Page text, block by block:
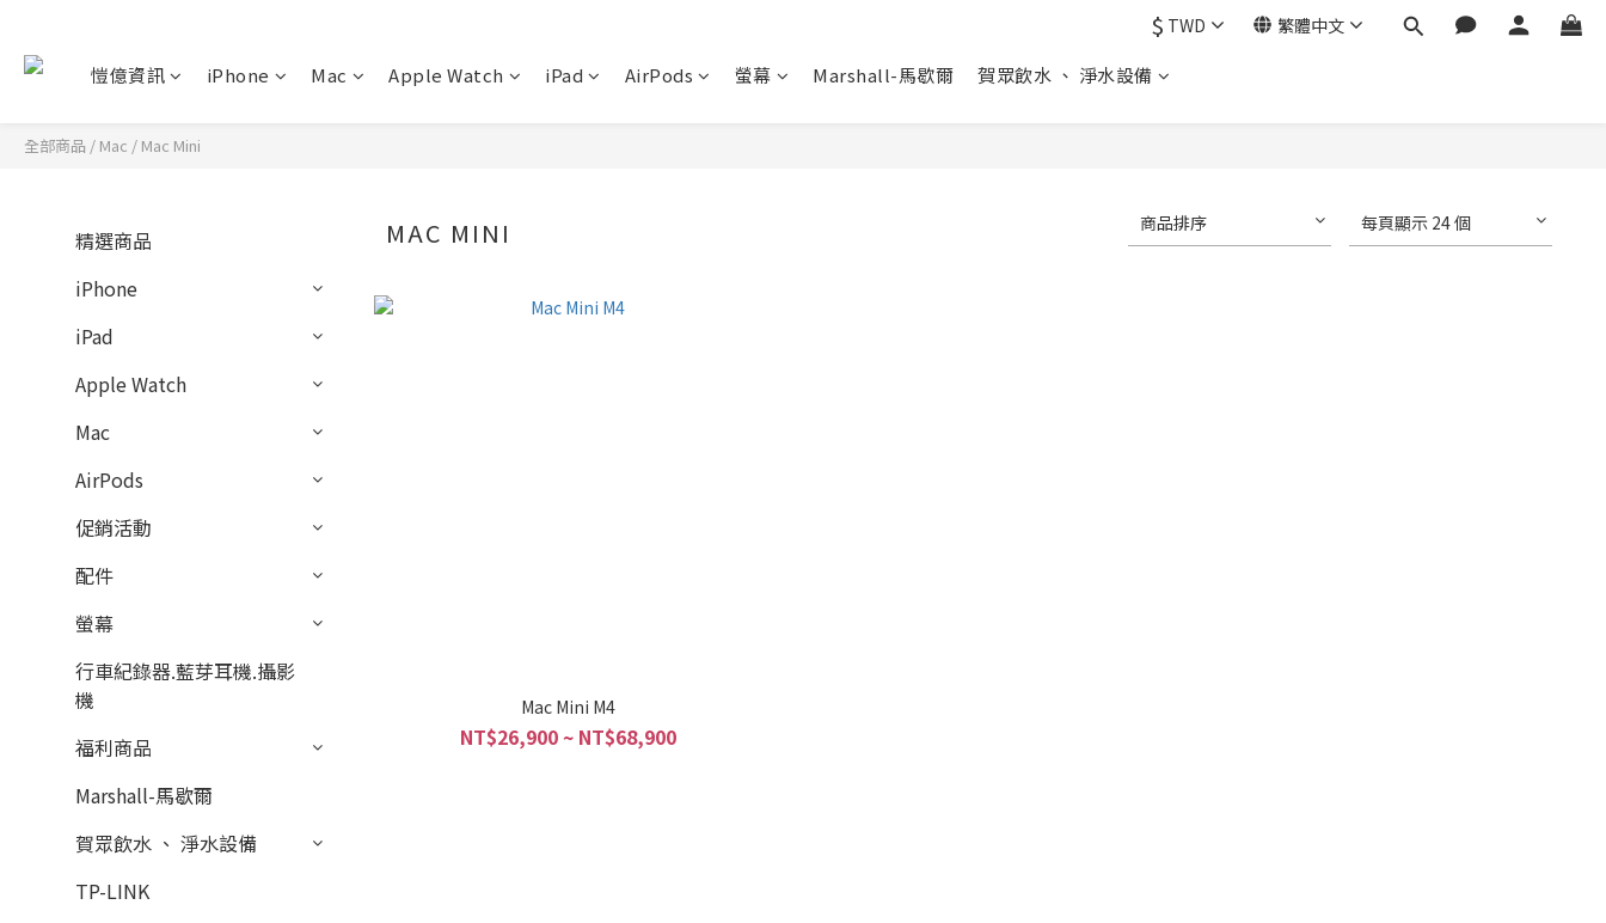
$ TWD 繁體中文
愷億資訊 iPhone Mac Apple Watch iPad AirPods 螢幕 Marshall-馬歇爾 賀眾飲水 、 淨水設備
全部商品 / Mac / Mac Mini
精選商品
iPhone
iPad
Apple Watch
Mac
AirPods
促銷活動
配件
螢幕
行車紀錄器.藍芽耳機.攝影
機
福利商品
Marshall-馬歇爾
賀眾飲水 、 淨水設備
TP-LINK
MAC MINI 商品排序 每頁顯示 24 個
Mac Mini M4
NT$26,900 ~ NT$68,900